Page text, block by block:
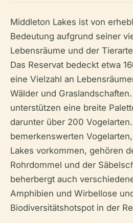
Middleton Lakes ist von
Bedeutung aufgrund seiner
Lebensräume und der
Das Reservat bedeckt etwa
eine Vielzahl an
Wälder und
unterstützen eine breite
darunter über 200
bemerkenswerten
Lakes vorkommen, gehören
Rohrdommel und der
beherbergt auch
Amphibien und Wirbellose
Biodiversitätshotspot in der